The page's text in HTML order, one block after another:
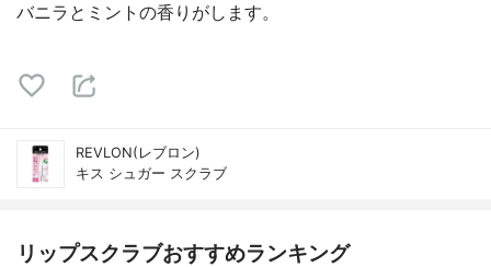
バニラとミントの香りがします。
REVLON(レブロン)
キス シュガー スクラブ
リップスクラブおすすめランキング